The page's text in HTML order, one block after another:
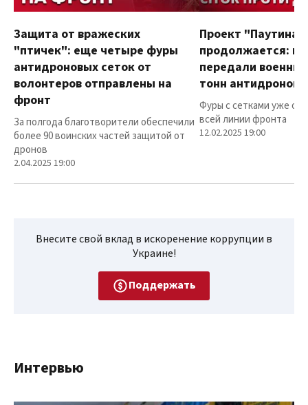
Защита от вражеских
"птичек": еще четыре фуры
антидроновых сеток от
волонтеров отправлены на
фронт
За полгода благотворители обеспечили
более 90 воинских частей защитой от
дронов
2.04.2025 19:00
Проект "Паутина"
продолжается:
передали
тонн
Фуры с сетками уже
всей линии фронта
12.02.2025 19:00
Внесите свой вклад в искоренение коррупции в
Украине!
Поддержать
Интервью